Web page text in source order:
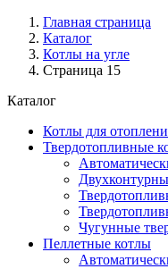
Главная страница
Каталог
Котлы на угле
Страница 15
Каталог
Котлы для
Твердотопливные
Чугунные
Пеллетные котлы